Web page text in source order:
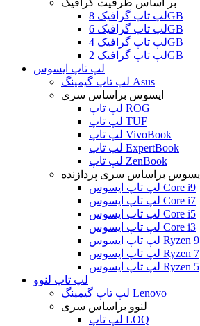
بر اساس ظرفیت گرافیک
لپ تاپ گرافیک 8GB
لپ تاپ گرافیک 6GB
لپ تاپ گرافیک 4GB
لپ تاپ گرافیک 2GB
لپ تاپ ایسوس
لپ تاپ گیمینگ Asus
ایسوس براساس سری
لپ تاپ ROG
لپ تاپ TUF
لپ تاپ VivoBook
لپ تاپ ExpertBook
لپ تاپ ZenBook
ایسوس براساس سری پردازنده
لپ تاپ ایسوس Core i9
لپ تاپ ایسوس Core i7
لپ تاپ ایسوس Core i5
لپ تاپ ایسوس Core i3
لپ تاپ ایسوس Ryzen 9
لپ تاپ ایسوس Ryzen 7
لپ تاپ ایسوس Ryzen 5
لپ تاپ لنوو
لپ تاپ گیمینگ Lenovo
لنوو براساس سری
لپ تاپ LOQ